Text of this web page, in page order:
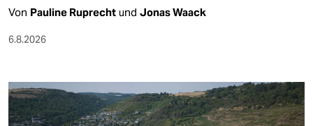
Von Pauline Ruprecht und Jonas Waack
6.8.2026